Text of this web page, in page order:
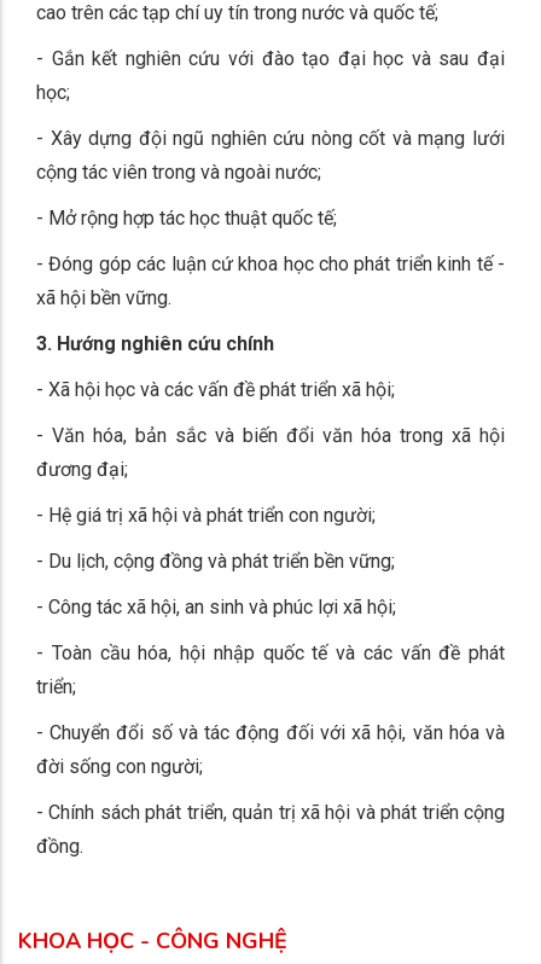
cao trên các tạp chí uy tín trong nước và quốc tế;
- Gắn kết nghiên cứu với đào tạo đại học và sau đại
học;
- Xây dựng đội ngũ nghiên cứu nòng cốt và mạng lưới
cộng tác viên trong và ngoài nước;
- Mở rộng hợp tác học thuật quốc tế;
- Đóng góp các luận cứ khoa học cho phát triển kinh tế -
xã hội bền vững.
3. Hướng nghiên cứu chính
- Xã hội học và các vấn đề phát triển xã hội;
- Văn hóa, bản sắc và biến đổi văn hóa trong xã hội
đương đại;
- Hệ giá trị xã hội và phát triển con người;
- Du lịch, cộng đồng và phát triển bền vững;
- Công tác xã hội, an sinh và phúc lợi xã hội;
- Toàn cầu hóa, hội nhập quốc tế và các vấn đề phát
triển;
- Chuyển đổi số và tác động đối với xã hội, văn hóa và
đời sống con người;
- Chính sách phát triển, quản trị xã hội và phát triển cộng
đồng.
KHOA HỌC - CÔNG NGHỆ